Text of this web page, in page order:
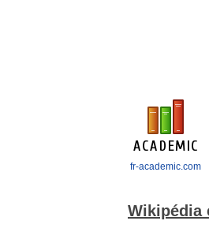
fr-academic.com
Wikipédia